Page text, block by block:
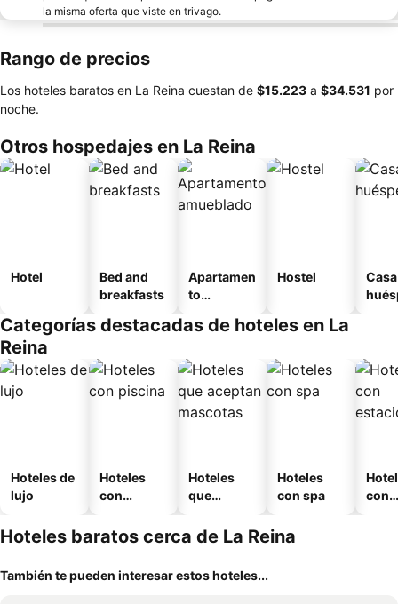
la misma oferta que viste en trivago.
Rango de precios
Los hoteles baratos en La Reina cuestan de ‎$15.223 a ‎$34.531 por
noche.
Otros hospedajes en La Reina
Hotel
Bed and
breakfasts
Apartamen
to
o
Hostel
Categorías destacadas de hoteles en La
Reina
Hoteles de
lujo
Hoteles
con
Hoteles
que
mascotas
Hoteles
con spa
con
Hoteles baratos cerca de La Reina
También te pueden interesar estos hoteles...